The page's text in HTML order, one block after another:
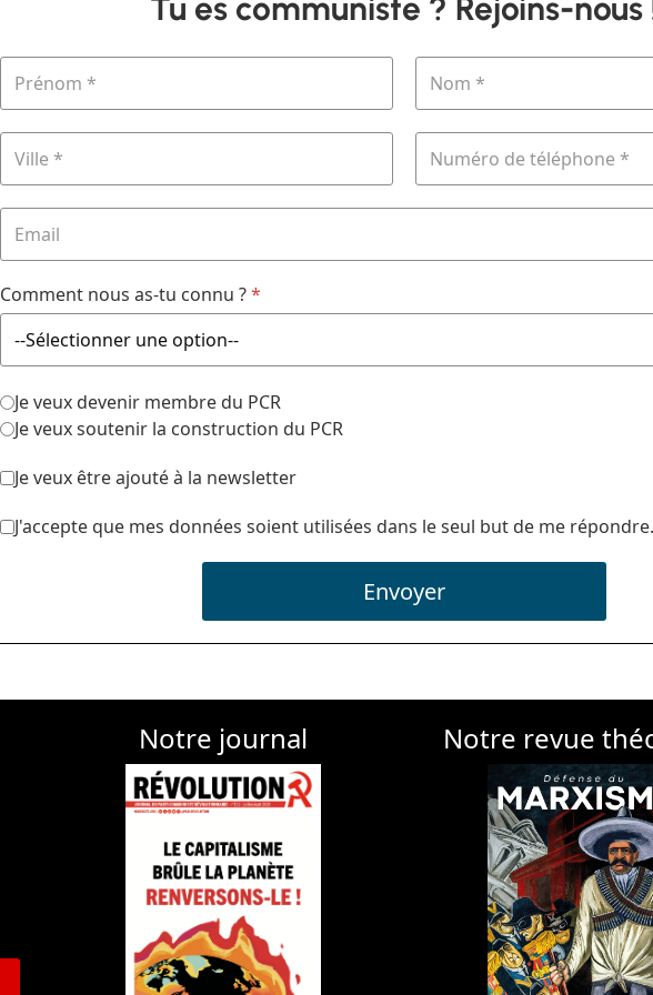
Tu es communiste ? Rejoins-nous
Comment nous as-tu connu ?*
Je veux devenir membre du PCR
Je veux soutenir la construction du PCR
Je veux être ajouté à la newsletter
J'accepte que mes données soient utilisées dans le seul but de me
Envoyer
Notre journal Notre revue